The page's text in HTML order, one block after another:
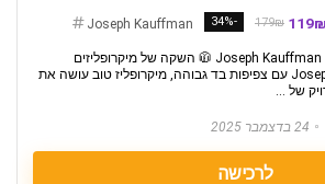
119₪
179₪
-34%
Joseph Kauffman
זוג מיקרופליזים Joseph Kauffman 190GSM 🧥 השקה של מיקרופליזים
חדשים של Joseph Kauffman עם צפיפות בד גבוהה, מיקרופליז טוב עושה את
של ...
24 בדצמבר 2025
לרכישה